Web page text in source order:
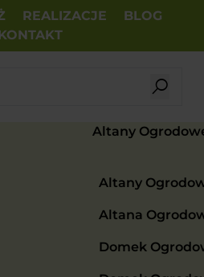
REALIZACJE
BLOG
Altany
Altany
Altana
Domek